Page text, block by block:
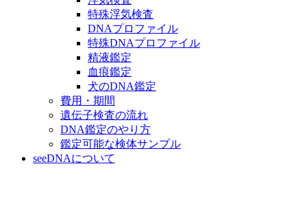
特殊浮気検査
DNAプロファイル
特殊DNAプロファイル
精液鑑定
血痕鑑定
犬のDNA鑑定
費用・期間
遺伝子検査の流れ
DNA鑑定のやり方
鑑定可能な検体サンプル
seeDNAについて